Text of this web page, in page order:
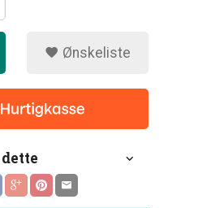
Ønskeliste